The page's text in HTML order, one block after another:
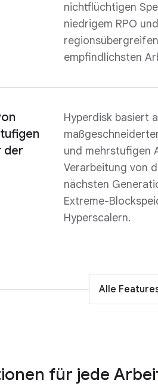
nichtflüchtigen
niedrigem RPO
empfindlichsten
der
Hyperdisk basiert
und mehrstufigen
Verarbeitung von
nächsten
Extreme-
Hyperscalern.
Alle
für jede